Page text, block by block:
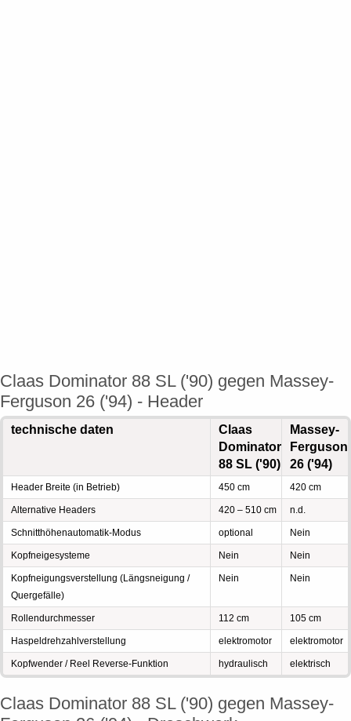
Claas Dominator 88 SL ('90) gegen Massey-
Ferguson 26 ('94) - Header
technische daten
Claas
Dominator
88 SL ('90)
Massey-
Ferguson
26 ('94)
Header Breite (in Betrieb) 450 cm 420 cm
Alternative Headers 420 – 510 cm n.d.
Schnitthöhenautomatik-Modus optional Nein
Kopfneigesysteme Nein Nein
Kopfneigungsverstellung (Längsneigung /
Quergefälle)
Nein Nein
Rollendurchmesser 112 cm 105 cm
Haspeldrehzahlverstellung elektromotor elektromotor
Kopfwender / Reel Reverse-Funktion hydraulisch elektrisch
Claas Dominator 88 SL ('90) gegen Massey-